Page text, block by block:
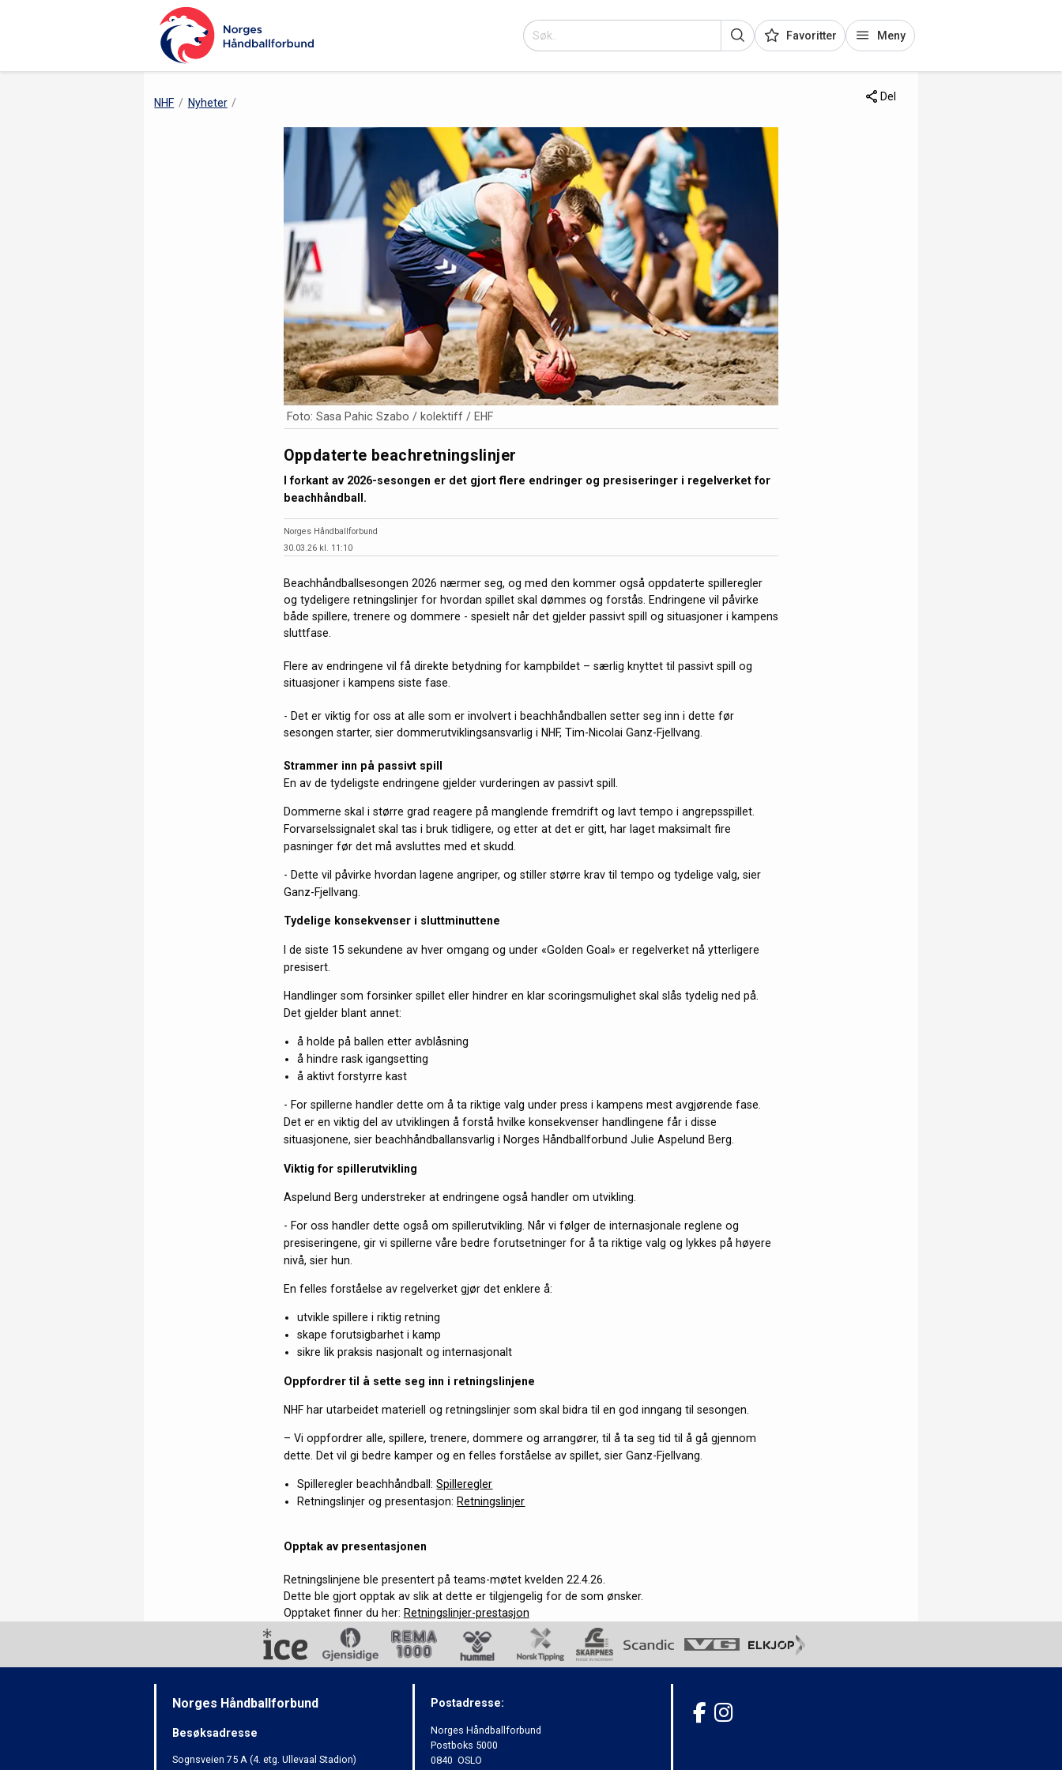
Favoritter Meny
NHF Nyheter Del
Foto: Sasa Pahic Szabo / kolektiff / EHF
Oppdaterte beachretningslinjer
I forkant av 2026-sesongen er det gjort flere endringer og presiseringer i regelverket for
beachhåndball.
Norges Håndballforbund
30.03.26 kl. 11:10
Beachhåndballsesongen 2026 nærmer seg, og med den kommer også oppdaterte spilleregler
og tydeligere retningslinjer for hvordan spillet skal dømmes og forstås. Endringene vil påvirke
både spillere, trenere og dommere - spesielt når det gjelder passivt spill og situasjoner i kampens
sluttfase.
Flere av endringene vil få direkte betydning for kampbildet – særlig knyttet til passivt spill og
situasjoner i kampens siste fase.
- Det er viktig for oss at alle som er involvert i beachhåndballen setter seg inn i dette før
sesongen starter, sier dommerutviklingsansvarlig i NHF, Tim-Nicolai Ganz-Fjellvang.
Strammer inn på passivt spill
En av de tydeligste endringene gjelder vurderingen av passivt spill.
Dommerne skal i større grad reagere på manglende fremdrift og lavt tempo i angrepsspillet.
Forvarselssignalet skal tas i bruk tidligere, og etter at det er gitt, har laget maksimalt fire
pasninger før det må avsluttes med et skudd.
- Dette vil påvirke hvordan lagene angriper, og stiller større krav til tempo og tydelige valg, sier
Ganz-Fjellvang.
Tydelige konsekvenser i sluttminuttene
I de siste 15 sekundene av hver omgang og under «Golden Goal» er regelverket nå ytterligere
presisert.
Handlinger som forsinker spillet eller hindrer en klar scoringsmulighet skal slås tydelig ned på.
Det gjelder blant annet:
å holde på ballen etter avblåsning
å hindre rask igangsetting
å aktivt forstyrre kast
- For spillerne handler dette om å ta riktige valg under press i kampens mest avgjørende fase.
Det er en viktig del av utviklingen å forstå hvilke konsekvenser handlingene får i disse
situasjonene, sier beachhåndballansvarlig i Norges Håndballforbund Julie Aspelund Berg.
Viktig for spillerutvikling
Aspelund Berg understreker at endringene også handler om utvikling.
- For oss handler dette også om spillerutvikling. Når vi følger de internasjonale reglene og
presiseringene, gir vi spillerne våre bedre forutsetninger for å ta riktige valg og lykkes på høyere
nivå, sier hun.
En felles forståelse av regelverket gjør det enklere å:
utvikle spillere i riktig retning
skape forutsigbarhet i kamp
sikre lik praksis nasjonalt og internasjonalt
Oppfordrer til å sette seg inn i retningslinjene
NHF har utarbeidet materiell og retningslinjer som skal bidra til en god inngang til sesongen.
– Vi oppfordrer alle, spillere, trenere, dommere og arrangører, til å ta seg tid til å gå gjennom
dette. Det vil gi bedre kamper og en felles forståelse av spillet, sier Ganz-Fjellvang.
Spilleregler beachhåndball:Spilleregler
Retningslinjer og presentasjon: Retningslinjer
Opptak av presentasjonen
Retningslinjene ble presentert på teams-møtet kvelden 22.4.26.
Dette ble gjort opptak av slik at dette er tilgjengelig for de som ønsker.
Opptaket finner du her: Retningslinjer-prestasjon
Norges Håndballforbund
Besøksadresse
Sognsveien 75 A (4. etg. Ullevaal Stadion)
Postadresse:
Norges Håndballforbund
Postboks 5000
0840 OSLO